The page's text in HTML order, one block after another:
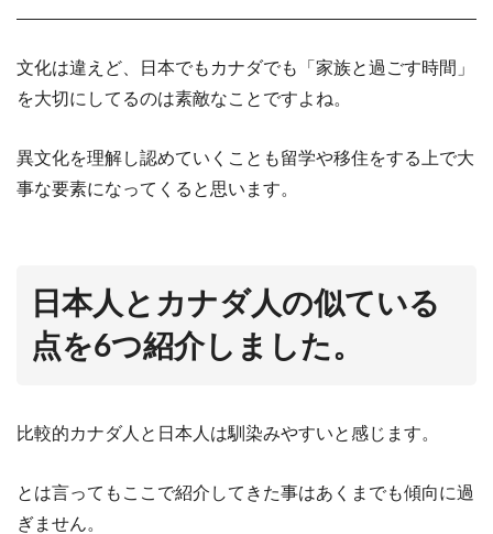
文化は違えど、日本でもカナダでも「家族と過ごす時間」
を大切にしてるのは素敵なことですよね。
異文化を理解し認めていくことも留学や移住をする上で大
事な要素になってくると思います。
日本人とカナダ人の似ている
点を6つ紹介しました。
比較的カナダ人と日本人は馴染みやすいと感じます。
とは言ってもここで紹介してきた事はあくまでも傾向に過
ぎません。